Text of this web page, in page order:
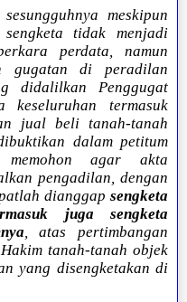
meskipun
tidak menjadi
perdata, namun
gugatan di peradilan
didalilkan Penggugat
keseluruhan termasuk
jual beli tanah-tanah
dalam petitum
agar akta
pengadilan, dengan
dianggap sengketa
juga sengketa
, atas pertimbangan
tanah-tanah objek
yang disengketakan di